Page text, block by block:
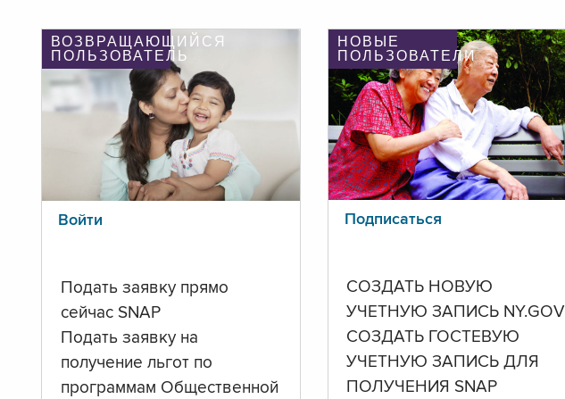
ВОЗВРАЩАЮЩИЙСЯ
ПОЛЬЗОВАТЕЛЬ
Войти
Подать заявку прямо
сейчас SNAP
Подать заявку на
получение льгот по
программам Общественной
НОВЫЕ
ПОЛЬЗОВАТЕЛИ
Подписаться
СОЗДАТЬ НОВУЮ
УЧЕТНУЮ ЗАПИСЬ NY.GOV
СОЗДАТЬ ГОСТЕВУЮ
УЧЕТНУЮ ЗАПИСЬ ДЛЯ
ПОЛУЧЕНИЯ SNAP